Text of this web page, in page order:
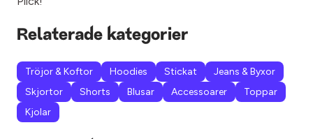
Relaterade kategorier
Tröjor & Koftor Hoodies Stickat
Jeans & Byxor
Skjortor
Shorts Blusar Accessoarer
Toppar
Kjolar